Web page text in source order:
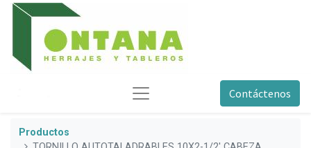
Contáctenos
Productos